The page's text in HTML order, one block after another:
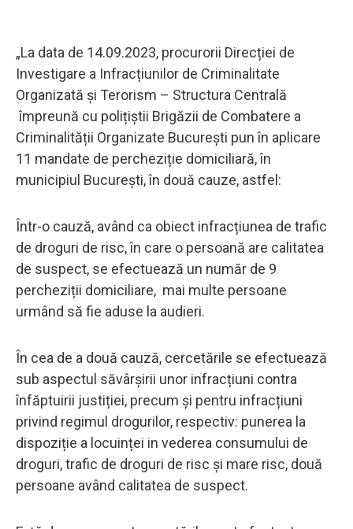
„La data de 14.09.2023, procurorii Direcției de
Investigare a Infracțiunilor de Criminalitate
Organizată și Terorism – Structura Centrală
împreună cu polițiștii Brigăzii de Combatere a
Criminalității Organizate București pun în aplicare
11 mandate de percheziție domiciliară, în
municipiul București, în două cauze, astfel:
Într-o cauză, având ca obiect infracțiunea de trafic
de droguri de risc, în care o persoană are calitatea
de suspect, se efectuează un număr de 9
percheziții domiciliare, mai multe persoane
urmând să fie aduse la audieri.
În cea de a două cauză, cercetările se efectuează
sub aspectul săvârșirii unor infracțiuni contra
înfăptuirii justiției, precum și pentru infracțiuni
privind regimul drogurilor, respectiv: punerea la
dispoziție a locuinței in vederea consumului de
droguri, trafic de droguri de risc și mare risc, două
persoane având calitatea de suspect.